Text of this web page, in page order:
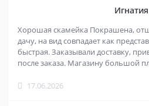
Игнатия
Хорошая скамейка Покрашена,
дачу, на вид совпадает как
быстрая. Заказывали доставку,
после заказа. Магазину большой
17.06.2026